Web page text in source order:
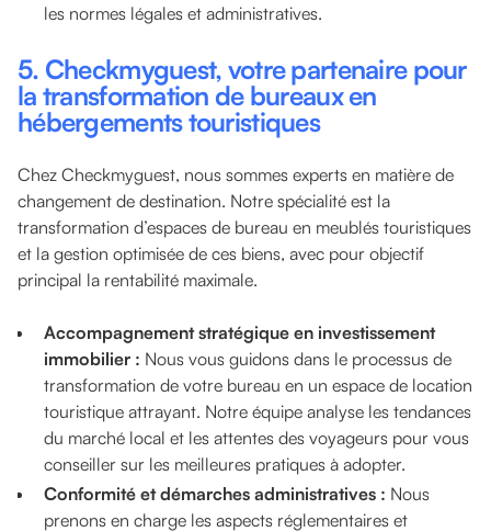
les normes légales et administratives.
5. Checkmyguest, votre partenaire pour
la transformation de bureaux en
hébergements touristiques
Chez Checkmyguest, nous sommes experts en matière de
changement de destination. Notre spécialité est la
transformation d’espaces de bureau en meublés touristiques
et la gestion optimisée de ces biens, avec pour objectif
principal la rentabilité maximale.
Accompagnement stratégique en investissement
immobilier : Nous vous guidons dans le processus de
transformation de votre bureau en un espace de location
touristique attrayant. Notre équipe analyse les tendances
du marché local et les attentes des voyageurs pour vous
conseiller sur les meilleures pratiques à adopter.
Conformité et démarches administratives : Nous
prenons en charge les aspects réglementaires et